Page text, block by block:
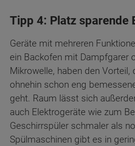
​​​​​​​Tipp 4: Platz sparende
Geräte mit mehreren
ein Backofen mit Dampfgarer
Mikrowelle, haben den Vorteil,
ohnehin schon eng
geht. Raum lässt sich
auch Elektrogeräte wie zum
Geschirrspüler schmaler als
Spülmaschinen gibt es in